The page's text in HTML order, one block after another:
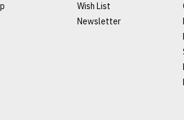
Wish List
Newsletter